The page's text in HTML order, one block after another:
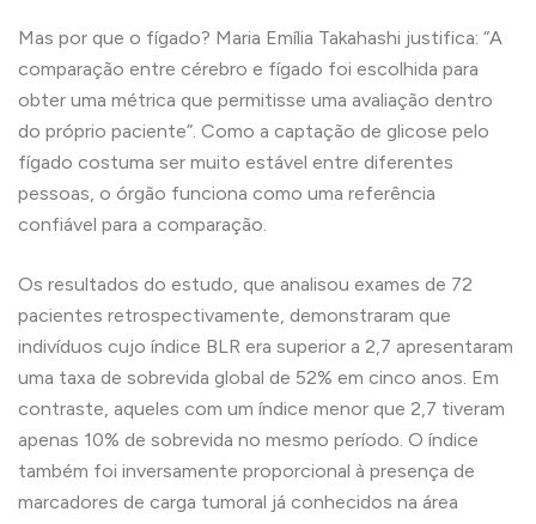
Mas por que o fígado? Maria Emília Takahashi justifica: “A
comparação entre cérebro e fígado foi escolhida para
obter uma métrica que permitisse uma avaliação dentro
do próprio paciente”. Como a captação de glicose pelo
fígado costuma ser muito estável entre diferentes
pessoas, o órgão funciona como uma referência
confiável para a comparação.
Os resultados do estudo, que analisou exames de 72
pacientes retrospectivamente, demonstraram que
indivíduos cujo índice BLR era superior a 2,7 apresentaram
uma taxa de sobrevida global de 52% em cinco anos. Em
contraste, aqueles com um índice menor que 2,7 tiveram
apenas 10% de sobrevida no mesmo período. O índice
também foi inversamente proporcional à presença de
marcadores de carga tumoral já conhecidos na área